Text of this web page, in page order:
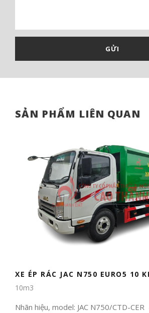
SẢN PHẨM LIÊN QUAN
XE ÉP RÁC JAC N750 EURO5 10
10m3
Nhãn hiệu, model: JAC N750/CTD-